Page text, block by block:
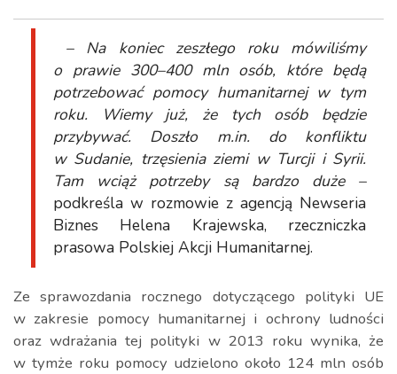
– Na koniec zeszłego roku mówiliśmy
o prawie 300–400 mln osób, które będą
potrzebować pomocy humanitarnej w tym
roku. Wiemy już, że tych osób będzie
przybywać. Doszło m.in. do konfliktu
w Sudanie, trzęsienia ziemi w Turcji i Syrii.
Tam wciąż potrzeby są bardzo duże –
podkreśla w rozmowie z agencją Newseria
Biznes Helena Krajewska, rzeczniczka
prasowa Polskiej Akcji Humanitarnej.
Ze sprawozdania rocznego dotyczącego polityki UE
w zakresie pomocy humanitarnej i ochrony ludności
oraz wdrażania tej polityki w 2013 roku wynika, że
w tymże roku pomocy udzielono około 124 mln osób